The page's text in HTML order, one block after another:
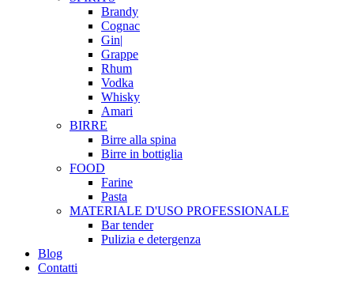
Brandy
Cognac
Gin|
Grappe
Rhum
Vodka
Whisky
Amari
BIRRE
Birre alla spina
Birre in bottiglia
FOOD
Farine
Pasta
MATERIALE D'USO PROFESSIONALE
Bar tender
Pulizia e detergenza
Blog
Contatti